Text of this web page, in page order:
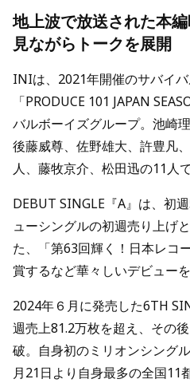
地上波で放送された本
見ながらトークを展開
INIは、2021年開催のサバイ
「PRODUCE 101 JAPAN
バルボーイズグループ。池崎
後藤威尊、佐野雄大、許豊凡
人、藤牧京介、松田迅の11人
DEBUT SINGLE『A』は、初
ューシングルの初週売り上げ
た、「第63回輝く！日本レコ
賞するなど華々しいデビューを
2024年６月に発売した6TH
週売上81.2万枚を超え、その
破。自身初のミリオンシング
月21日より自身最多の全国11